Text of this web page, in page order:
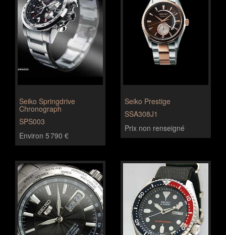
Seiko Springdrive
Chronograph
SPS003
Environ 5 790 €
Seiko Prestige
SSA308J1
Prix non renseigné